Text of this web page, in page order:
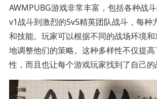
AWMPUBG游戏非常丰富，包括各种战
v1战斗到激烈的5v5精英团队战斗，每种
和技能。玩家可以根据不同的战场环境
地调整他们的策略。这种多样性不仅提
性，而且也让每个游戏玩家找到了自己的